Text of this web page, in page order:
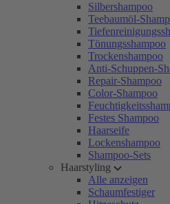
Silbershampoo
Teebaumöl-
Tönungsshampoo
Trockenshampoo
Anti-Schuppen-
Repair-Shampoo
Color-Shampoo
Festes Shampoo
Haarseife
Lockenshampoo
Shampoo-Sets
Haarstyling
Alle anzeigen
Schaumfestiger